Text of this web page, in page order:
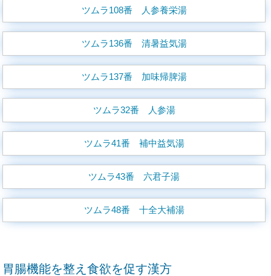
ツムラ108番 人参養栄湯
ツムラ136番 清暑益気湯
ツムラ137番 加味帰脾湯
ツムラ32番 人参湯
ツムラ41番 補中益気湯
ツムラ43番 六君子湯
ツムラ48番 十全大補湯
胃腸機能を整え食欲を促す漢方